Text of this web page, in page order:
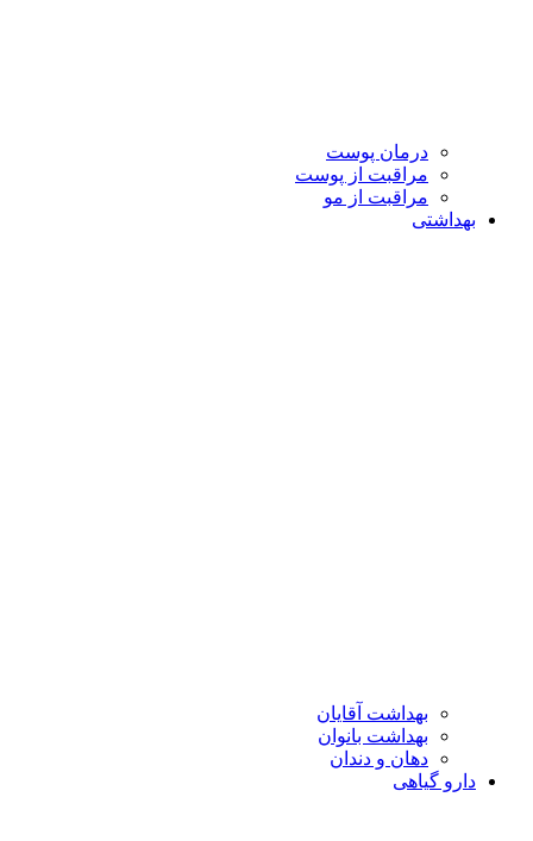
درمان پوست
مراقبت از پوست
مراقبت از مو
بهداشتی
بهداشت آقایان
بهداشت بانوان
دهان و دندان
دارو گیاهی